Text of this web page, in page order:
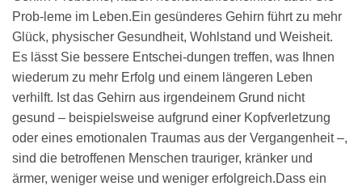
Prob-leme im Leben.Ein gesünderes Gehirn führt zu mehr
Glück, physischer Gesundheit, Wohlstand und Weisheit.
Es lässt Sie bessere Entschei-dungen treffen, was Ihnen
wiederum zu mehr Erfolg und einem längeren Leben
verhilft. Ist das Gehirn aus irgendeinem Grund nicht
gesund – beispielsweise aufgrund einer Kopfverletzung
oder eines emotionalen Traumas aus der Vergangenheit –,
sind die betroffenen Menschen trauriger, kränker und
ärmer, weniger weise und weniger erfolgreich.Dass ein